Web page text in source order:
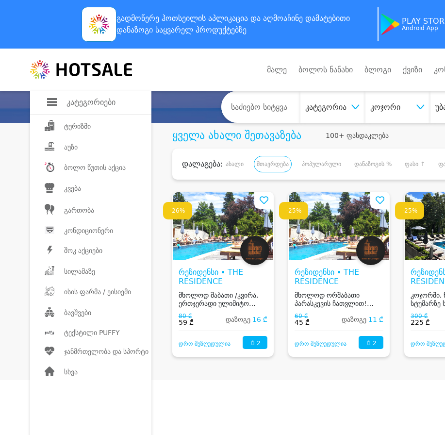
გადმოწერე ჰოთსეილის აპლიკაცია და აღმოაჩინე დამატებითი
დანაზოგი საყვარელ პროდუქტებზე
PLAY
Android App
კატეგორიები
ტურიზმი
აუზი
ბოლო წუთის აქცია
კვება
გართობა
კონდიციონერი
შოკ აქციები
სილამაზე
ისის ფარმა / ეისიემი
ბავშვები
ტექსტილი PUFFY
ჯანმრთელობა და სპორტი
სხვა
მალე ბოლოს ნანახი ბლოგი ქვიზი
კატეგორია კოჯორი
ყველა ახალი შეთავაზება 100+ ფასდაკლება
დალაგება: ახალი მთავრდება პოპულარული დანაზოგის % ფასი ↑
-26%
რეზიდენსი • THE
RESIDENCE
მხოლოდ შაბათი /კვირა,
ერთჯერადი ულიმიტო
ვიზიტი ღია აუზზე კოჯორში
80 ₾
59 ₾ დაზოგე 16 ₾
დრო შეზღუდულია 2
-25%
რეზიდენსი • THE
RESIDENCE
მხოლოდ ორშაბათი
პარასკევის ჩათვლით!
ერთჯერადი ულიმიტო
ვიზიტი ღია აუზზე კოჯორში
60 ₾
45 ₾ დაზოგე 11 ₾
დრო შეზღუდულია 2
-25%
კოჯორში,
სტუმარზე
აუზით
300 ₾
225 ₾
დრო